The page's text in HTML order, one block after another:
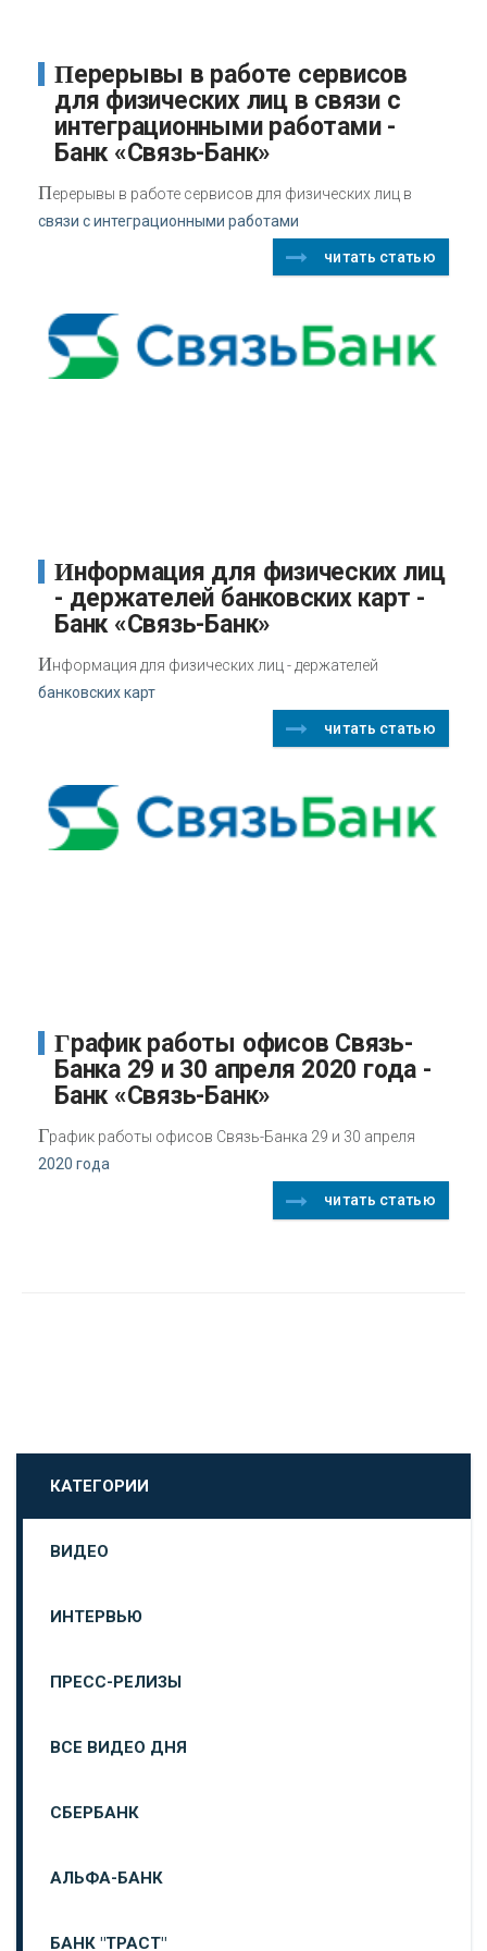
Перерывы в работе сервисов
для физических лиц в связи с
интеграционными работами -
Банк «Связь-Банк»
Перерывы в работе сервисов для физических лиц в
связи с интеграционными работами
читать статью
Информация для физических лиц
- держателей банковских карт -
Банк «Связь-Банк»
Информация для физических лиц - держателей
банковских карт
читать статью
График работы офисов Связь-
Банка 29 и 30 апреля 2020 года -
Банк «Связь-Банк»
График работы офисов Связь-Банка 29 и 30 апреля
2020 года
читать статью
КАТЕГОРИИ
ВИДЕО
ИНТЕРВЬЮ
ПРЕСС-РЕЛИЗЫ
ВСЕ ВИДЕО ДНЯ
СБЕРБАНК
АЛЬФА-БАНК
БАНК "ТРАСТ"